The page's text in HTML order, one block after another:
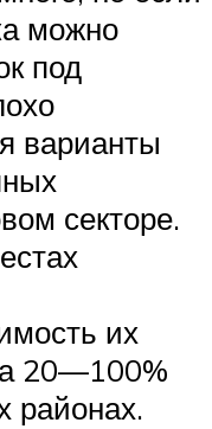
можно
под
варианты
секторе.
их
20—100%
районах.